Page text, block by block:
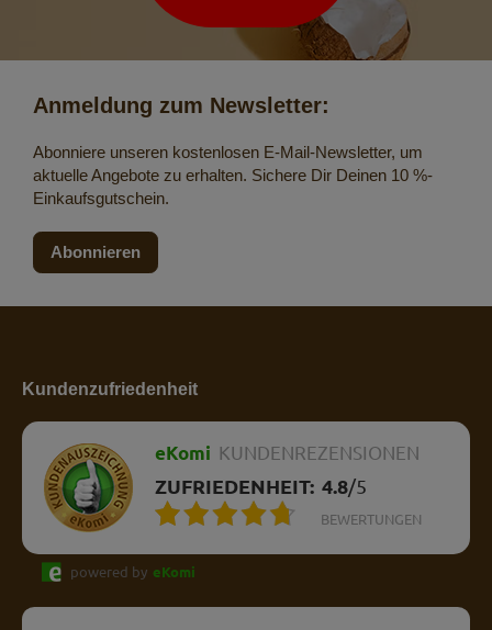
Anmeldung zum Newsletter:
Abonniere unseren kostenlosen E-Mail-Newsletter, um
aktuelle Angebote zu erhalten. Sichere Dir Deinen 10 %-
Einkaufsgutschein.
Abonnieren
Kundenzufriedenheit
eKomi KUNDENREZENSIONEN
ZUFRIEDENHEIT: 4.8/5
BEWERTUNGEN
powered by eKomi